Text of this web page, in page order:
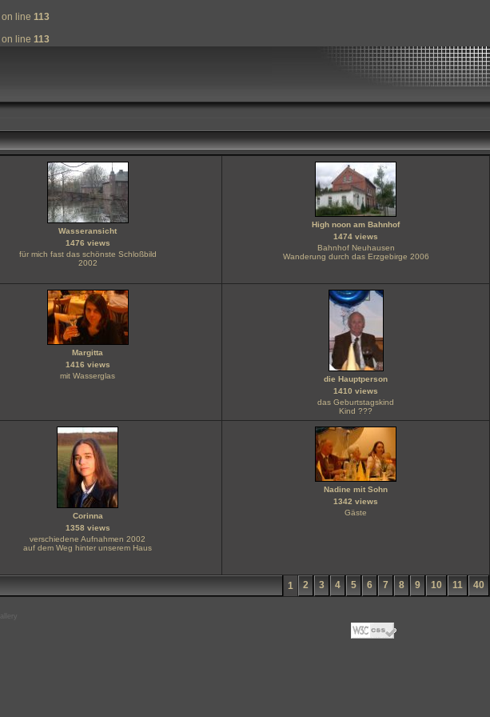
on line 113
on line 113
Wasseransicht
1476 views
für mich fast das schönste Schloßbild
2002
High noon am Bahnhof
1474 views
Bahnhof Neuhausen
Wanderung durch das Erzgebirge 2006
Margitta
1416 views
mit Wasserglas
die Hauptperson
1410 views
das Geburtstagskind
Kind ???
Corinna
1358 views
verschiedene Aufnahmen 2002
auf dem Weg hinter unserem Haus
Nadine mit Sohn
1342 views
Gäste
1 2 3 4 5 6 7 8 9 10 11 40